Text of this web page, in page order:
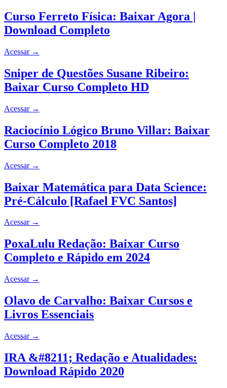
Curso Ferreto Física: Baixar Agora |
Download Completo
Acessar →
Sniper de Questões Susane Ribeiro:
Baixar Curso Completo HD
Acessar →
Raciocínio Lógico Bruno Villar: Baixar
Curso Completo 2018
Acessar →
Baixar Matemática para Data Science:
Pré-Cálculo [Rafael FVC Santos]
Acessar →
PoxaLulu Redação: Baixar Curso
Completo e Rápido em 2024
Acessar →
Olavo de Carvalho: Baixar Cursos e
Livros Essenciais
Acessar →
IRA &#8211; Redação e Atualidades:
Download Rápido 2020